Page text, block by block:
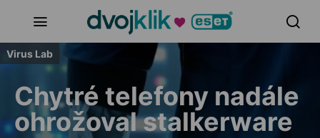
Virus Lab
Chytré telefony nadále
ohrožoval stalkerware